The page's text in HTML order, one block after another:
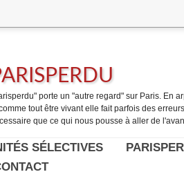
porte un "autre regard" sur Paris. En
tout être vivant elle fait parfois des
que ce qui nous pousse à aller de
SÉLECTIVES